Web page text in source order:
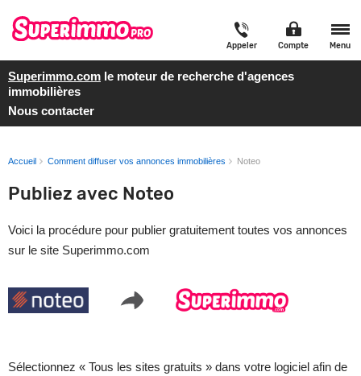
Appeler Compte Menu
Superimmo.com le moteur de recherche d'agences
immobilières
Nous contacter
Accueil Comment diffuser vos annonces immobilières Noteo
Publiez avec Noteo
Voici la procédure pour publier gratuitement toutes vos annonces
sur le site Superimmo.com
Sélectionnez « Tous les sites gratuits » dans votre logiciel afin de